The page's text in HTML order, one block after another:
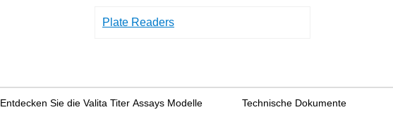
Plate Readers
Entdecken Sie die Valita Titer Assays Modelle Technische Dokumente